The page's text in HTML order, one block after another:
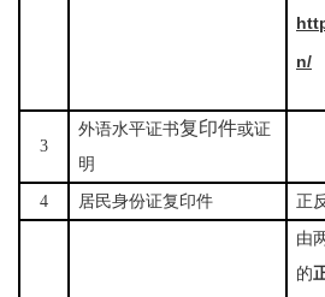
n/
3
外语水平证书复印件或证
明
4 居民身份证复印件 正
由
的